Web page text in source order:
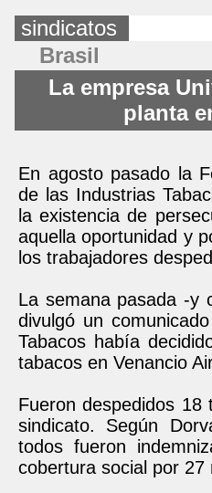
sindicatos
Brasil
La empresa
planta
En agosto pasado la
de las Industrias
la existencia de
aquella oportunidad y
los trabajadores
La semana pasada -y
divulgó un
Tabacos había
tabacos en Venancio
Fueron despedidos 18
sindicato. Según
todos fueron
cobertura social por